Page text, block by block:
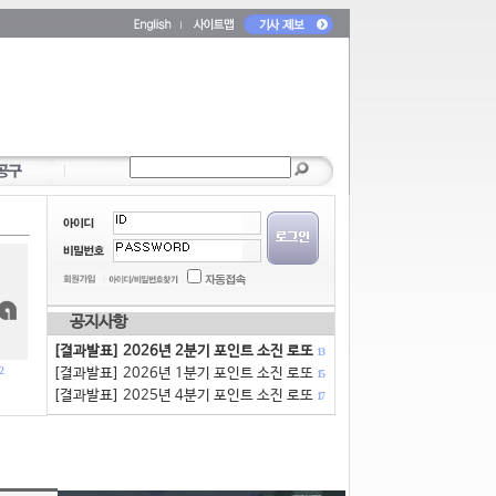
2
공지사항
[결과발표] 2026년 2분기 포인트 소진 로또 13
[결과발표] 2026년 1분기 포인트 소진 로또 15
[결과발표] 2025년 4분기 포인트 소진 로또 17